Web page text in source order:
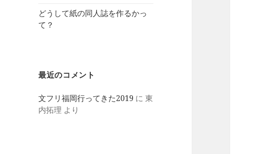
どうして紙の同人誌を作るかっ
て？
最近のコメント
文フリ福岡行ってきた2019 に東
内拓理 より